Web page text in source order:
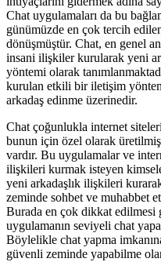
Chat uygulamaları da bu
günümüzde en çok tercih
dönüşmüştür. Chat, en genel
insani ilişkiler kurularak yeni
yöntemi olarak
kurulan etkili bir iletişim
arkadaş edinme üzerinedir.
Chat çoğunlukla internet
bunun için özel olarak
vardır. Bu uygulamalar ve
ilişkileri kurmak isteyen
yeni arkadaşlık ilişkileri
zeminde sohbet ve muhabbet
Burada en çok dikkat edilmesi
uygulamanın seviyeli chat
Böylelikle chat yapma
güvenli zeminde yapabilme